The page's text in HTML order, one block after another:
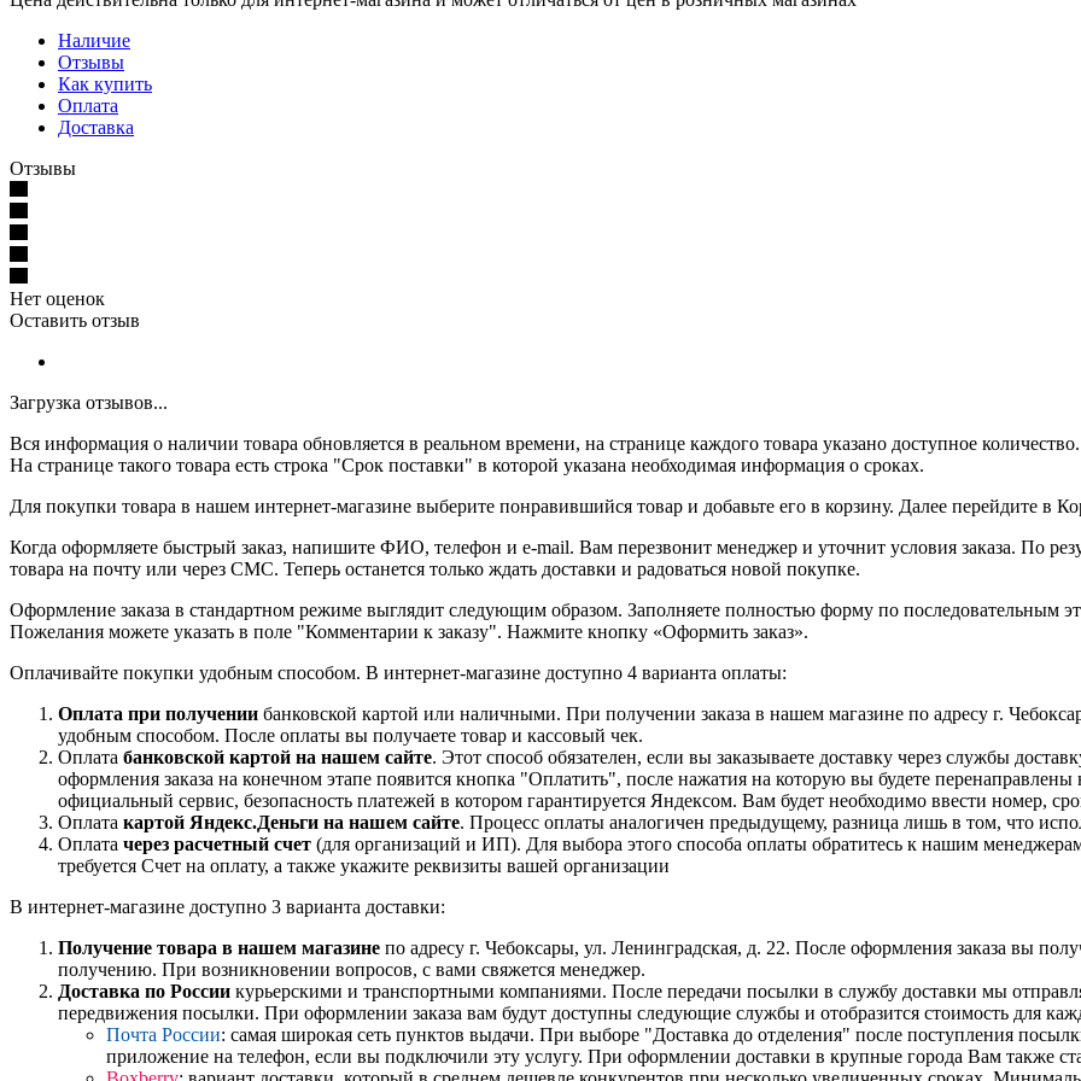
Наличие
Отзывы
Как купить
Оплата
Доставка
Отзывы
Нет оценок
Оставить отзыв
Загрузка отзывов...
Вся информация о наличии товара обновляется в реальном времени, на странице каждого товара указано доступное
На странице такого товара есть строка "Срок поставки" в которой указана необходимая информация о сроках.
Для покупки товара в нашем интернет-магазине выберите понравившийся товар и добавьте его в корзину. Далее перейдите в
Когда оформляете быстрый заказ, напишите ФИО, телефон и e-mail. Вам перезвонит менеджер и уточнит условия заказа. По
товара на почту или через СМС. Теперь останется только ждать доставки и радоваться новой покупке.
Оформление заказа в стандартном режиме выглядит следующим образом. Заполняете полностью форму по последовательным
Пожелания можете указать в поле "Комментарии к заказу". Нажмите кнопку «Оформить заказ».
Оплачивайте покупки удобным способом. В интернет-магазине доступно 4 варианта оплаты:
Оплата при получении банковской картой или наличными. При получении заказа в нашем магазине по адресу г.
удобным способом. После оплаты вы получаете товар и кассовый чек.
Оплата банковской картой на нашем сайте. Этот способ обязателен, если вы заказываете доставку через службы
оформления заказа на конечном этапе появится кнопка "Оплатить", после нажатия на которую вы будете
официальный сервис, безопасность платежей в котором гарантируется Яндексом. Вам будет необходимо ввести номер,
Оплата картой Яндекс.Деньги на нашем сайте. Процесс оплаты аналогичен предыдущему, разница лишь в том, что
Оплата через расчетный счет (для организаций и ИП). Для выбора этого способа оплаты обратитесь к нашим
требуется Счет на оплату, а также укажите реквизиты вашей организации
В интернет-магазине доступно 3 варианта доставки:
Получение товара в нашем магазине по адресу г. Чебоксары, ул. Ленинградская, д. 22. После оформления заказа вы
получению. При возникновении вопросов, с вами свяжется менеджер.
Доставка по России курьерскими и транспортными компаниями. После передачи посылки в службу доставки мы
передвижения посылки. При оформлении заказа вам будут доступны следующие службы и отобразится стоимость для
Почта России: самая широкая сеть пунктов выдачи. При выборе "Доставка до отделения" после поступления
приложение на телефон, если вы подключили эту услугу. При оформлении доставки в крупные города Вам также